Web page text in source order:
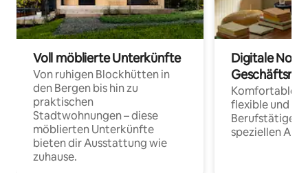
Voll möblierte Unterkünfte
Von ruhigen Blockhütten in
den Bergen bis hin zu
praktischen
Stadtwohnungen – diese
möblierten Unterkünfte
bieten dir Ausstattung wie
zuhause.
Digitale
Komfortable
flexible und
Berufstätige
speziellen